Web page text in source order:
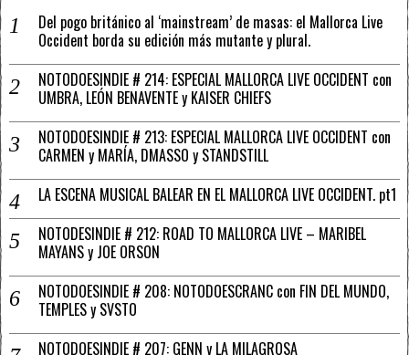
Del pogo británico al ‘mainstream’ de masas: el Mallorca Live
Occident borda su edición más mutante y plural.
NOTODOESINDIE # 214: ESPECIAL MALLORCA LIVE OCCIDENT con
UMBRA, LEÓN BENAVENTE y KAISER CHIEFS
NOTODOESINDIE # 213: ESPECIAL MALLORCA LIVE OCCIDENT con
CARMEN y MARÍA, DMASSO y STANDSTILL
LA ESCENA MUSICAL BALEAR EN EL MALLORCA LIVE OCCIDENT. pt1
NOTODESINDIE # 212: ROAD TO MALLORCA LIVE – MARIBEL
MAYANS y JOE ORSON
NOTODOESINDIE # 208: NOTODOESCRANC con FIN DEL MUNDO,
TEMPLES y SVSTO
NOTODOESINDIE # 207: GENN y LA MILAGROSA